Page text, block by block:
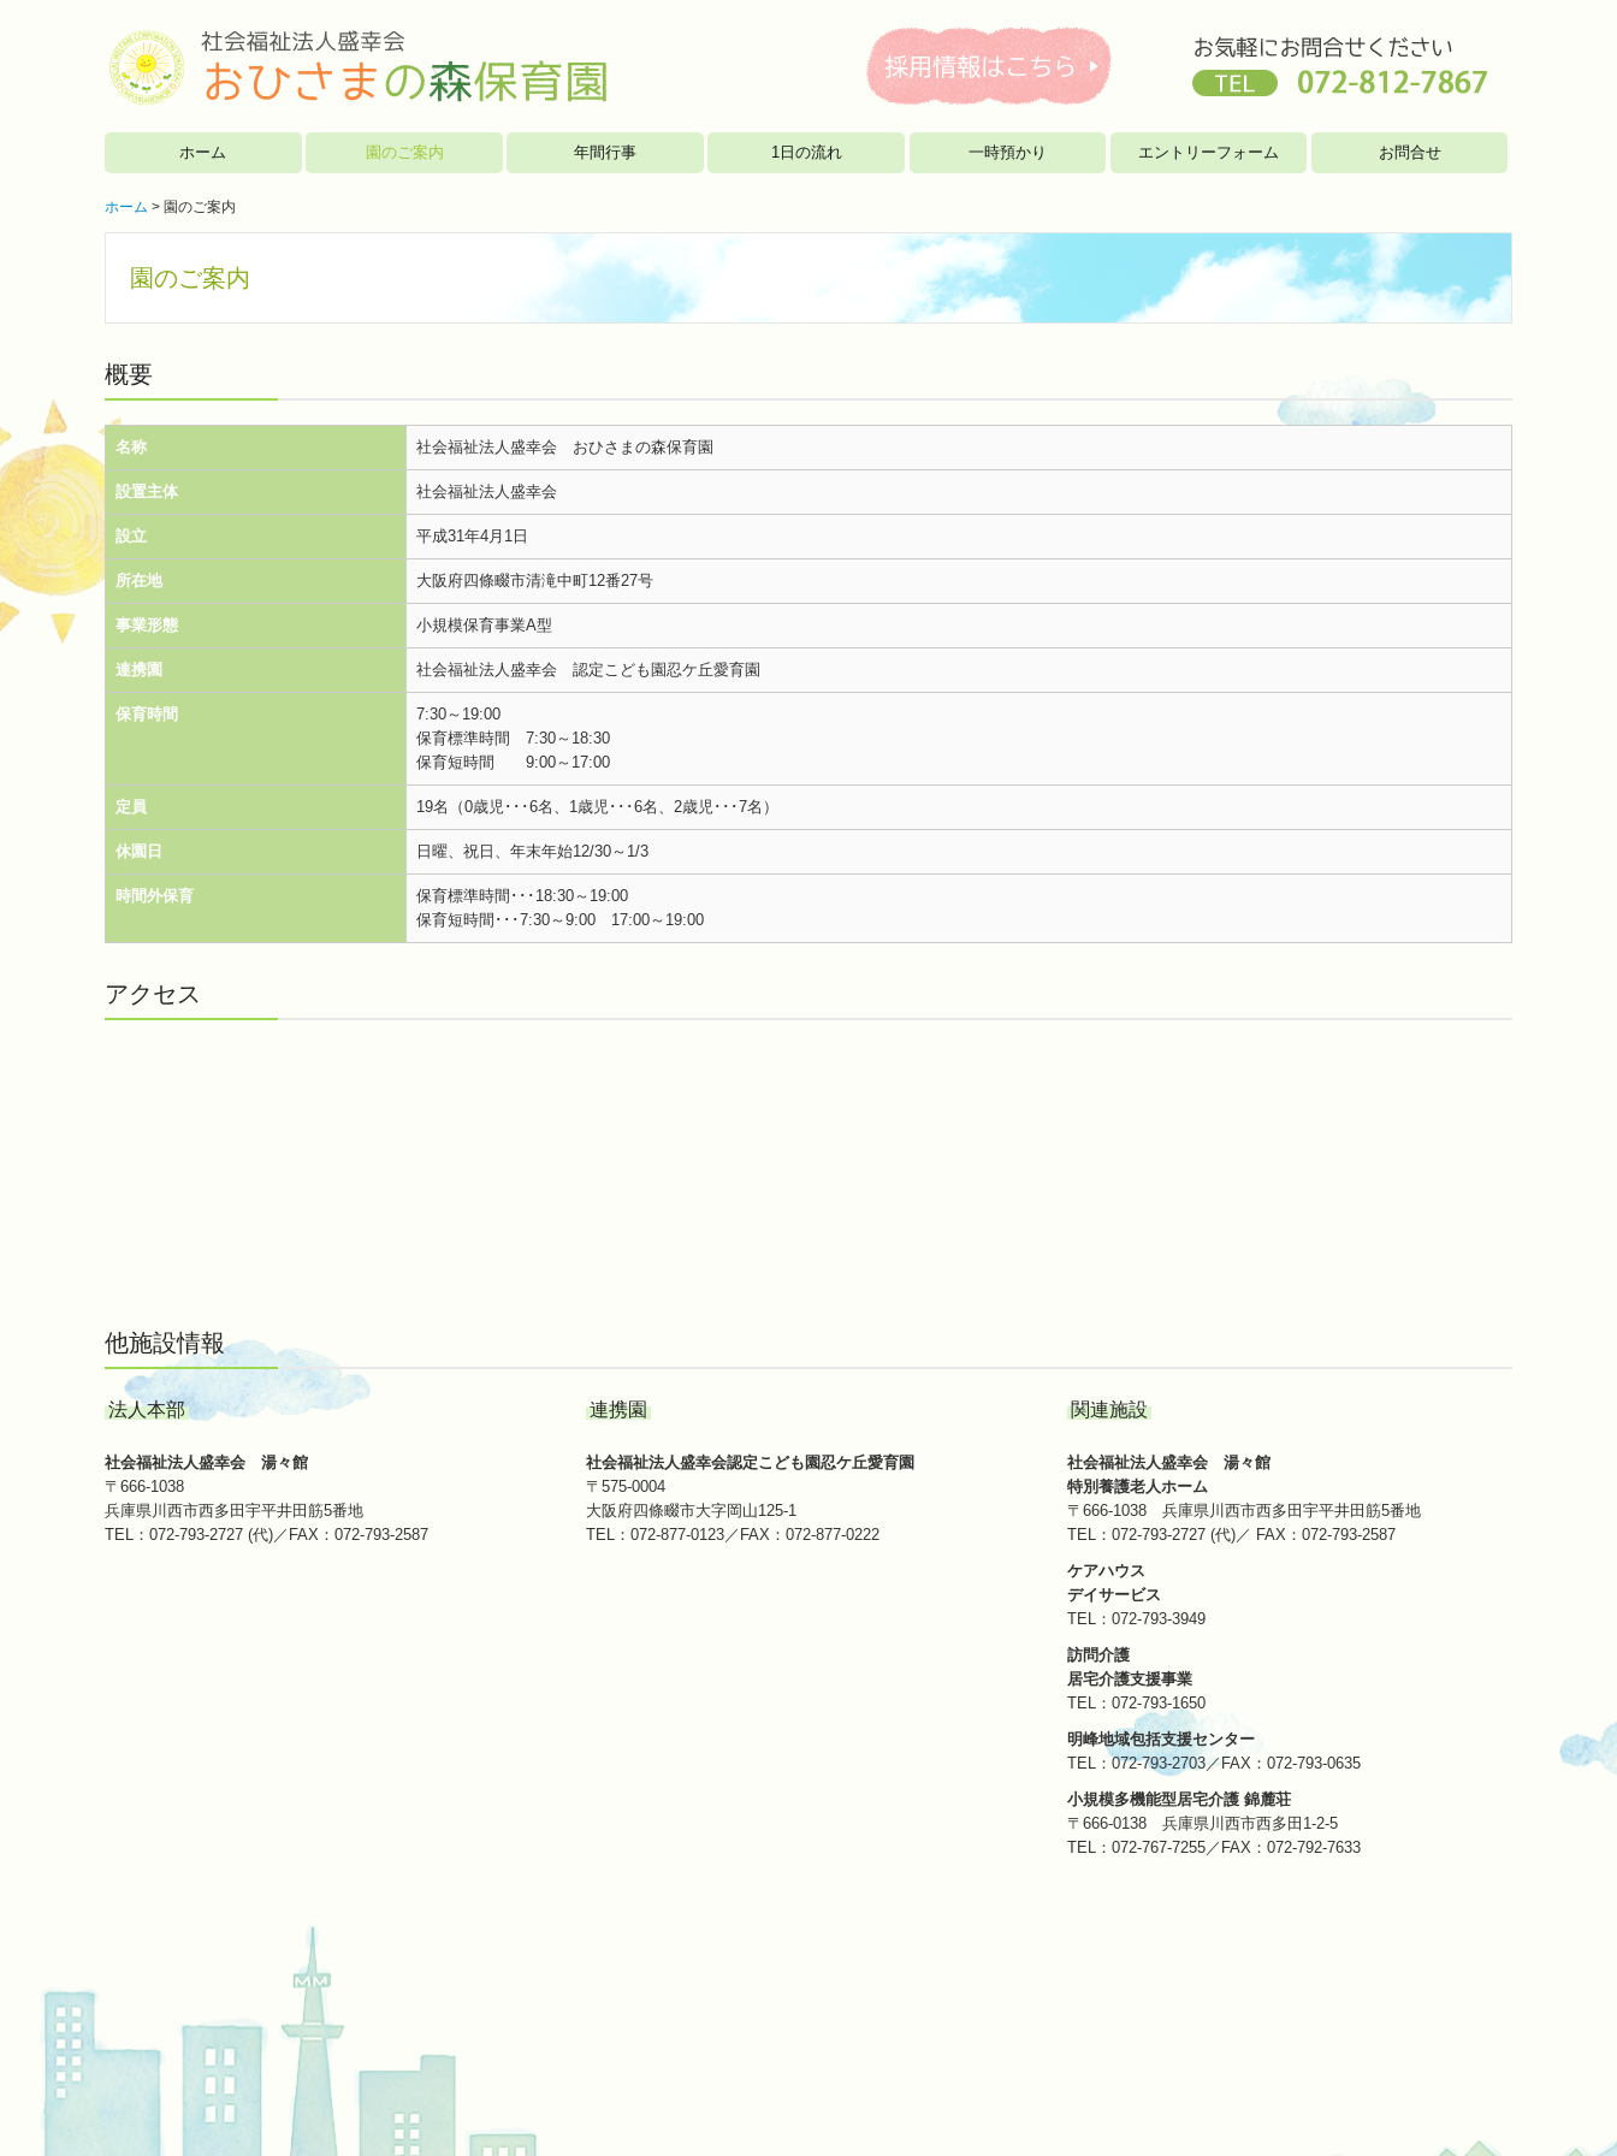
ホーム 園のご案内 年間行事 1日の流れ 一時預かり エントリーフォーム お問合せ
ホーム 園のご案内
園のご案内
概要
名称 社会福祉法人盛幸会 おひさまの森保育園
設置主体 社会福祉法人盛幸会
設立 平成31年4月1日
所在地 大阪府四條畷市清滝中町12番27号
事業形態 小規模保育事業A型
連携園 社会福祉法人盛幸会 認定こども園忍ケ丘愛育園
保育時間
7:30～19:00
保育標準時間 7:30～18:30
保育短時間 9:00～17:00
定員 19名（0歳児･･･6名、1歳児･･･6名、2歳児･･･7名）
休園日 日曜、祝日、年末年始12/30～1/3
時間外保育
保育標準時間･･･18:30～19:00
保育短時間･･･7:30～9:00 17:00～19:00
アクセス
他施設情報
法人本部
社会福祉法人盛幸会 湯々館
〒666-1038
兵庫県川西市西多田宇平井田筋5番地
TEL： 072-793-2727 (代)／ FAX：072-793-2587
連携園
社会福祉法人盛幸会認定こども園忍ケ丘愛育園
〒575‐0004
大阪府四條畷市大字岡山125-1
TEL： 072-877-0123／ FAX：072-877-0222
関連施設
社会福祉法人盛幸会 湯々館
特別養護老人ホーム
〒666-1038 兵庫県川西市西多田宇平井田筋5番地
TEL： 072-793-2727 (代)／ FAX：072-793-2587
ケアハウス
デイサービス
TEL： 072-793-3949
訪問介護
居宅介護支援事業
TEL： 072-793-1650
明峰地域包括支援センター
TEL： 072-793-2703／FAX：072-793-0635
小規模多機能型居宅介護 錦麓荘
〒666-0138 兵庫県川西市西多田1-2-5
TEL： 072-767-7255／FAX：072-792-7633